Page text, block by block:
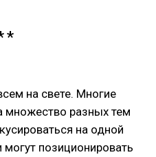
на свете. Многие
множество разных тем
на одной
позиционировать